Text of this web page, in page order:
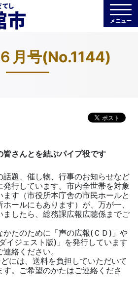
メニュー
月号(No.1144)
皆さんとを結ぶパイプ役です
題、催し物、行事のお知らせなど
発行しています。市内全世帯を対象
す（市役所本庁舎の市民ホールと
ールにもあります）が、万が一、
ましたら、総務課広報広聴係までご
たのために「声の広報(ＣＤ)」や
イジェスト版)」を発行しています
絡ください。
には、送料を負担していただいて
。ご希望のかたはご連絡くださ